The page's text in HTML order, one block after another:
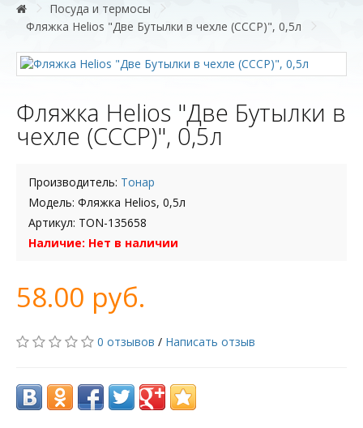
Посуда и термосы
Фляжка Helios "Две Бутылки в чехле (СССР)", 0,5л
Фляжка Helios "Две Бутылки в
чехле (СССР)", 0,5л
Производитель: Тонар
Модель: Фляжка Helios, 0,5л
Артикул: TON-135658
Наличие: Нет в наличии
58.00 руб.
0 отзывов / Написать отзыв